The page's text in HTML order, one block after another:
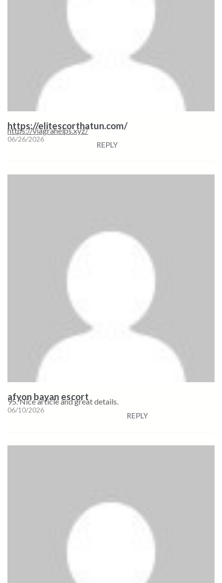
https://elitescorthatun.com/
06/26/2026
https://viagrahelps.xyz/
REPLY
afyon bayan escort
06/10/2026
95. Nice article and great details.
REPLY